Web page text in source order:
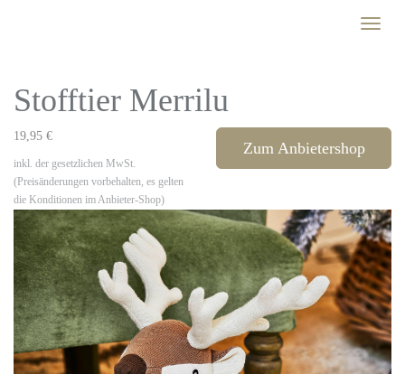
Toggle
Stofftier Merrilu
19,95 €
inkl. der gesetzlichen MwSt.
(Preisänderungen vorbehalten, es gelten
die Konditionen im Anbieter-Shop)
Zum Anbietershop